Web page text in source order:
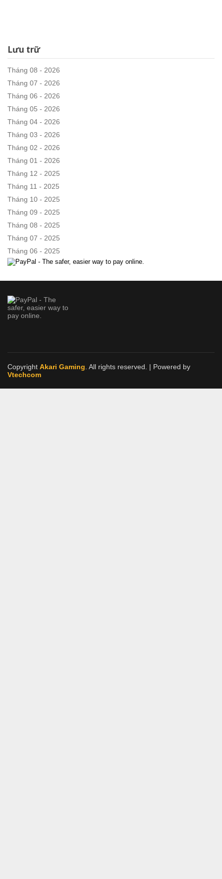
Lưu trữ
Tháng 08 - 2026
Tháng 07 - 2026
Tháng 06 - 2026
Tháng 05 - 2026
Tháng 04 - 2026
Tháng 03 - 2026
Tháng 02 - 2026
Tháng 01 - 2026
Tháng 12 - 2025
Tháng 11 - 2025
Tháng 10 - 2025
Tháng 09 - 2025
Tháng 08 - 2025
Tháng 07 - 2025
Tháng 06 - 2025
Copyright Akari Gaming . All rights reserved. | Powered by
Vtechcom